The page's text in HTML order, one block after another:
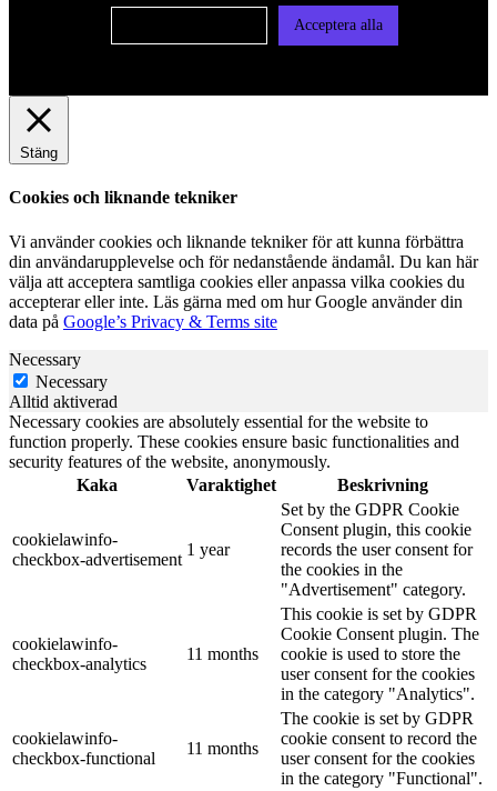
Acceptera alla
Stäng
Cookies och liknande tekniker
Vi använder cookies och liknande tekniker för att kunna förbättra
din användarupplevelse och för nedanstående ändamål. Du kan här
välja att acceptera samtliga cookies eller anpassa vilka cookies du
accepterar eller inte. Läs gärna med om hur Google använder din
data på Google’s Privacy & Terms site
Necessary
Necessary
Alltid aktiverad
Necessary cookies are absolutely essential for the website to
function properly. These cookies ensure basic functionalities and
security features of the website, anonymously.
Kaka
Varaktighet Beskrivning
cookielawinfo-
checkbox-advertisement
1 year
Set by the GDPR Cookie
Consent plugin, this cookie
records the user consent for
the cookies in the
"Advertisement" category.
cookielawinfo-
checkbox-analytics
11 months
This cookie is set by GDPR
Cookie Consent plugin. The
cookie is used to store the
user consent for the cookies
in the category "Analytics".
cookielawinfo-
checkbox-functional
11 months
The cookie is set by GDPR
cookie consent to record the
user consent for the cookies
in the category "Functional".